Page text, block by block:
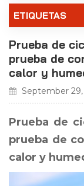
ETIQUETAS
Prueba de
prueba de
calor y
September
Prueba de
prueba de
calor y